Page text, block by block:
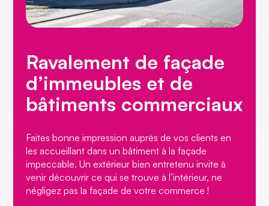
Ravalement de façade
d’immeubles et de
bâtiments commerciaux
Faites bonne impression auprès de vos clients en
les accueillant dans un bâtiment à la façade
impeccable. Un extérieur bien entretenu invite à
venir découvrir ce qui se trouve à l’intérieur, ne
négligez pas la façade de votre commerce !